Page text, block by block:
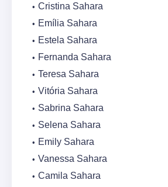
Cristina Sahara
Emília Sahara
Estela Sahara
Fernanda Sahara
Teresa Sahara
Vitória Sahara
Sabrina Sahara
Selena Sahara
Emily Sahara
Vanessa Sahara
Camila Sahara